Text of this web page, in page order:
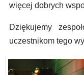
więcej dobrych
Dziękujemy
uczestnikom tego